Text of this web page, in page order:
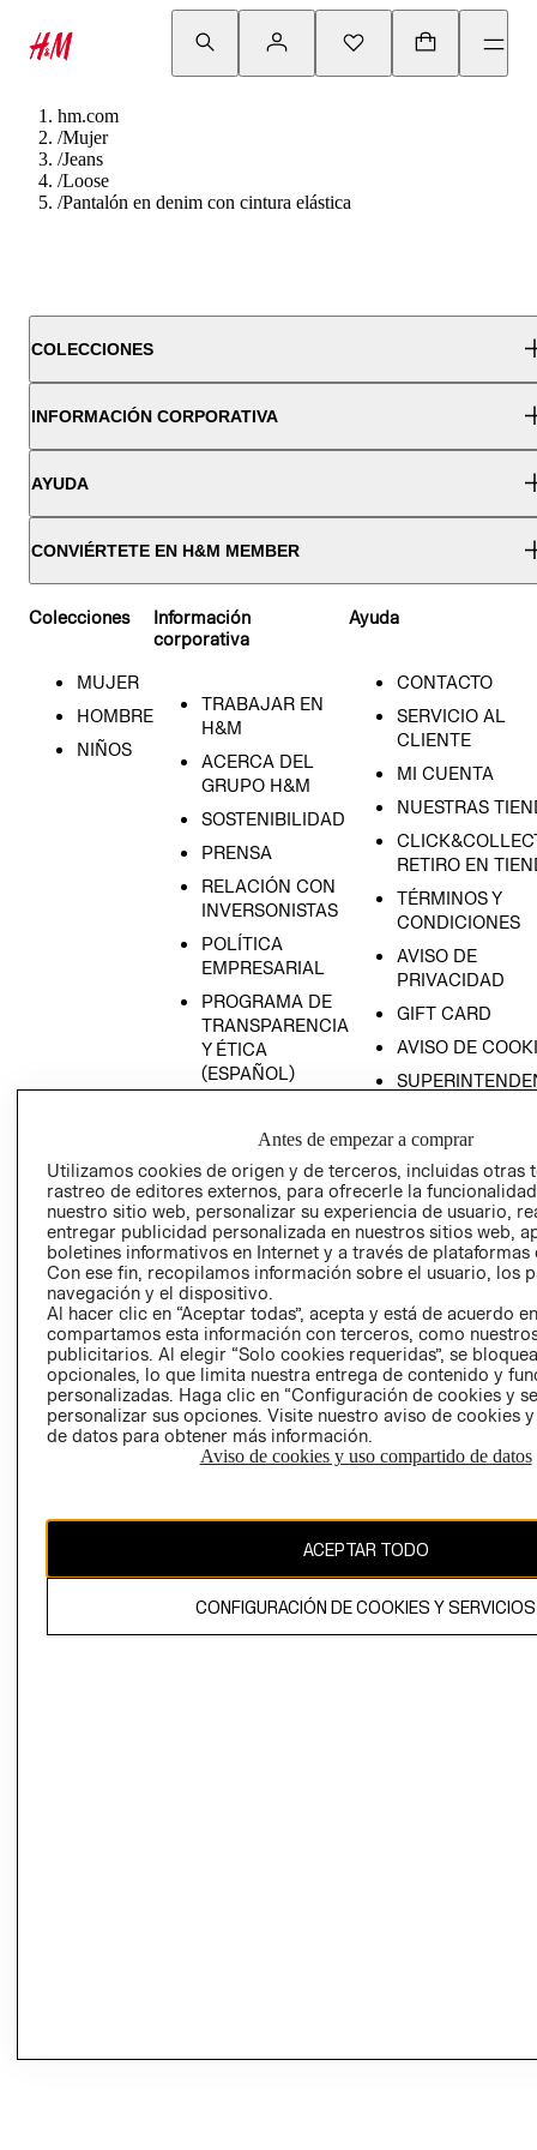
hm.com
/Mujer
/Jeans
/Loose
/Pantalón en denim con cintura elástica
COLECCIONES
INFORMACIÓN CORPORATIVA
AYUDA
CONVIÉRTETE EN H&M MEMBER
Colecciones
MUJER
HOMBRE
NIÑOS
Información
corporativa
TRABAJAR EN
H&M
ACERCA DEL
GRUPO H&M
SOSTENIBILIDAD
PRENSA
RELACIÓN CON
INVERSONISTAS
POLÍTICA
EMPRESARIAL
PROGRAMA DE
TRANSPARENCIA
Y ÉTICA
(ESPAÑOL)
TRANSPARENCIA
Ayuda
CONTACTO
SERVICIO AL
CLIENTE
MI CUENTA
NUESTRAS
RETIRO EN
TÉRMINOS Y
CONDICIONES
AVISO DE
PRIVACIDAD
GIFT CARD
AVISO DE
PETICIONES
QUEJAS Y
RECLAMOS
Colombia ($)
CAMBIAR REGIÓN
El contenido de esta página web está protegido por copyright y es
propiedad de H&M Hennes & Mauritz AB.
Antes de empezar a comprar
Utilizamos cookies de origen y de terceros, incluidas otras
rastreo de editores externos, para ofrecerle la
nuestro sitio web, personalizar su experiencia de usuario,
entregar publicidad personalizada en nuestros sitios web,
boletines informativos en Internet y a través de plataformas
Con ese fin, recopilamos información sobre el usuario, los
navegación y el dispositivo.
Al hacer clic en “Aceptar todas”, acepta y está de acuerdo
compartamos esta información con terceros, como
publicitarios. Al elegir “Solo cookies requeridas”, se
opcionales, lo que limita nuestra entrega de contenido y
personalizadas. Haga clic en “Configuración de cookies y
personalizar sus opciones. Visite nuestro aviso de cookies
de datos para obtener más información.
Aviso de cookies y uso compartido de datos
ACEPTAR TODO
CONFIGURACIÓN DE COOKIES Y SERVICIOS